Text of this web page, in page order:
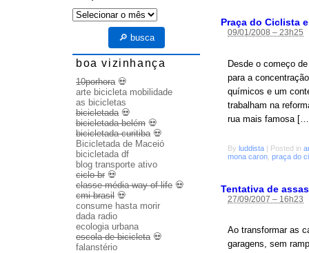
Praça do Ciclista
09/01/2008 – 23h25
Desde o começo
para a
químicos e um
trabalham na
rua mais famosa
By luddista | Posted in
mona caron praça do
Tentativa de
27/09/2007 – 16h23
Ao transformar as
garagens, sem
arquivo
🔎 busca
boa vizinhança
10porhora💀
arte bicicleta mobilidade
as bicicletas
bicicletada💀
bicicletada belém 💀
bicicletada curitiba💀
Bicicletada de Maceió
bicicletada df
blog transporte ativo
ciclo br 💀
classe média way of life 💀
cmi brasil 💀
consume hasta morir
dada radio
ecologia urbana
escola de bicicleta💀
falanstério